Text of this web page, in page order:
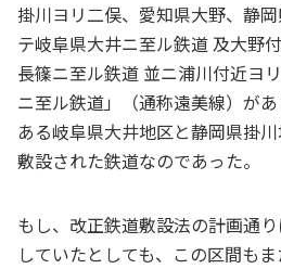
掛川ヨリ二俣、愛知県大野、静
テ岐阜県大井ニ至ル鉄道 及大野
長篠ニ至ル鉄道 並ニ浦川付近ヨ
ニ至ル鉄道」（通称遠美線）が
ある岐阜県大井地区と静岡県掛
敷設された鉄道なのであった。
もし、改正鉄道敷設法の計画通
していたとしても、この区間も